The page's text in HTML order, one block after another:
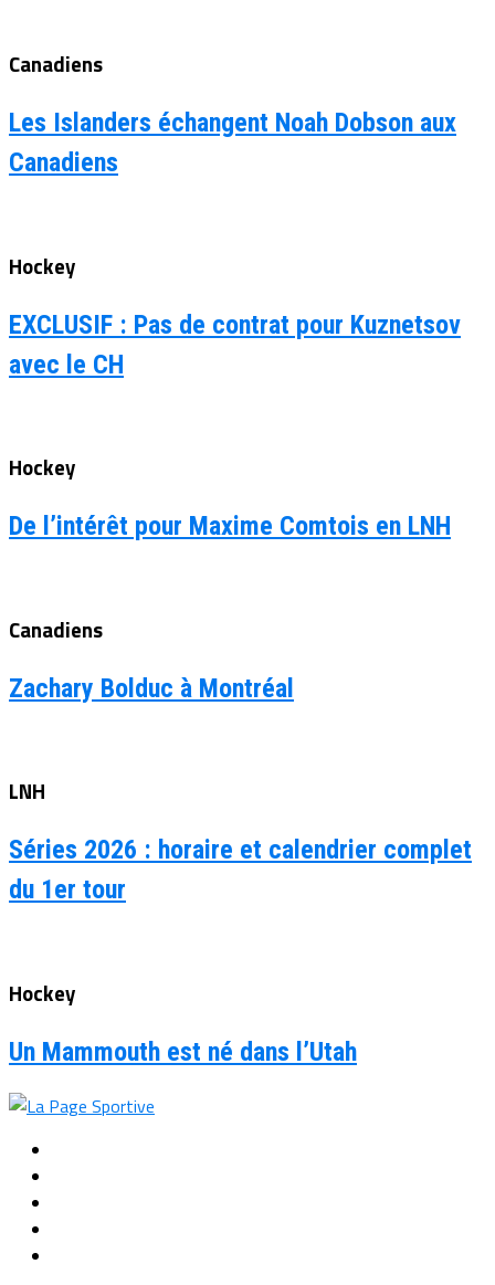
Canadiens
Les Islanders échangent Noah Dobson aux
Canadiens
Hockey
EXCLUSIF : Pas de contrat pour Kuznetsov
avec le CH
Hockey
De l’intérêt pour Maxime Comtois en LNH
Canadiens
Zachary Bolduc à Montréal
LNH
Séries 2026 : horaire et calendrier complet
du 1er tour
Hockey
Un Mammouth est né dans l’Utah